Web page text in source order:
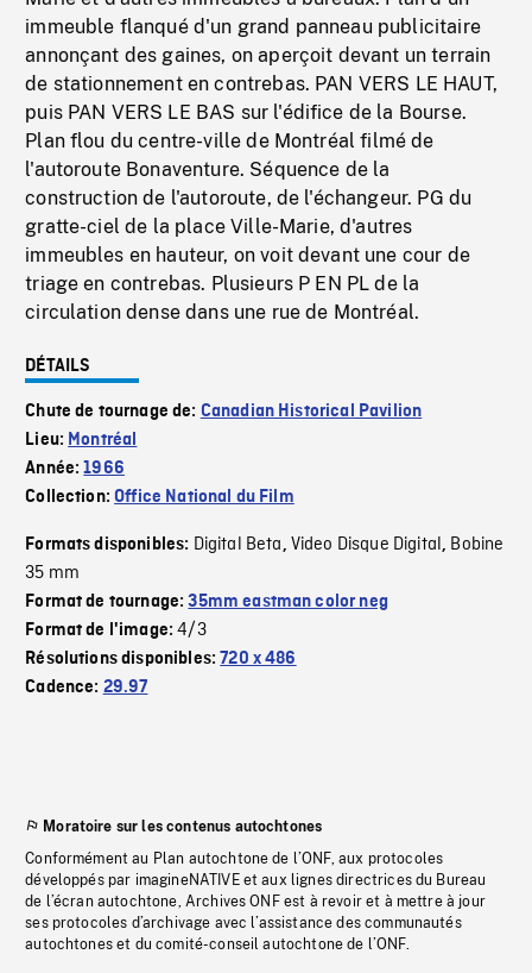
immeuble flanqué d'un grand panneau publicitaire
annonçant des gaines, on aperçoit devant un terrain
de stationnement en contrebas. PAN VERS LE HAUT,
puis PAN VERS LE BAS sur l'édifice de la Bourse.
Plan flou du centre-ville de Montréal filmé de
l'autoroute Bonaventure. Séquence de la
construction de l'autoroute, de l'échangeur. PG du
gratte-ciel de la place Ville-Marie, d'autres
immeubles en hauteur, on voit devant une cour de
triage en contrebas. Plusieurs P EN PL de la
circulation dense dans une rue de Montréal.
DÉTAILS
Chute de tournage de: Canadian Historical Pavilion
Lieu: Montréal
Année:1966
Collection:Office National du Film
Formats disponibles: Digital Beta, Video Disque Digital, Bobine
35 mm
Format de tournage:35mm eastman color neg
Format de l'image:4/3
Résolutions disponibles:720 x 486
Cadence: 29.97
Moratoire sur les contenus autochtones
Conformément au Plan autochtone de l’ONF, aux protocoles
développés par imagineNATIVE et aux lignes directrices du Bureau
de l’écran autochtone, Archives ONF est à revoir et à mettre à jour
ses protocoles d’archivage avec l’assistance des communautés
autochtones et du comité-conseil autochtone de l’ONF.